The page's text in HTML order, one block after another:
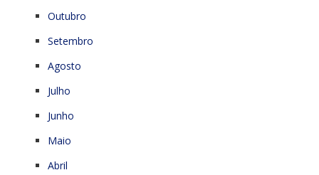
Outubro
Setembro
Agosto
Julho
Junho
Maio
Abril